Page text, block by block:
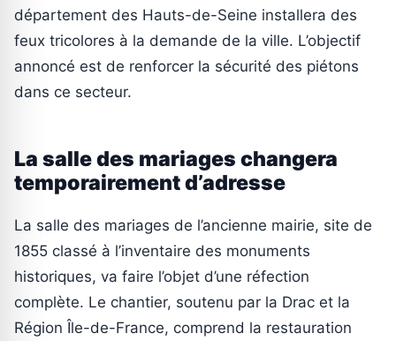
département des Hauts-de-Seine installera des
feux tricolores à la demande de la ville. L’objectif
annoncé est de renforcer la sécurité des piétons
dans ce secteur.
La salle des mariages changera
temporairement d’adresse
La salle des mariages de l’ancienne mairie, site de
1855 classé à l’inventaire des monuments
historiques, va faire l’objet d’une réfection
complète. Le chantier, soutenu par la Drac et la
Région Île-de-France, comprend la restauration